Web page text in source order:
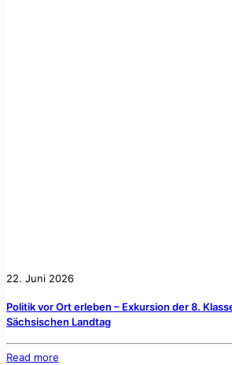
22. Juni 2026
Politik vor Ort erleben – Exkursion der 8.
Sächsischen Landtag
Read more